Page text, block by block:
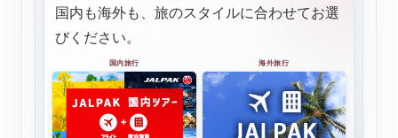
国内も海外も、旅のスタイルに合わせてお選
びください。
国内旅行 海外旅行